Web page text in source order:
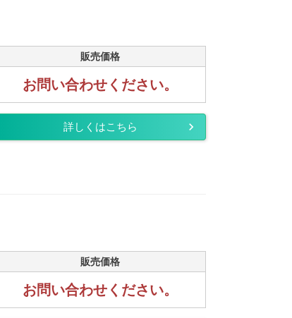
販売価格
お問い合わせください。
詳しくはこちら
販売価格
お問い合わせください。